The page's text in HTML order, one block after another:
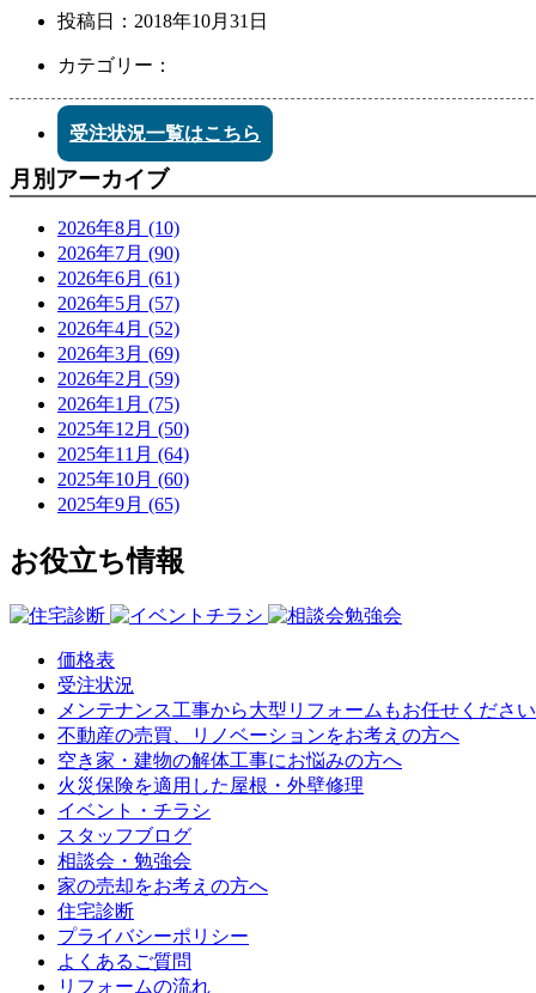
投稿日： 2018年10月31日
カテゴリー：
受注状況一覧はこちら
月別アーカイブ
2026年8月 (10)
2026年7月 (90)
2026年6月 (61)
2026年5月 (57)
2026年4月 (52)
2026年3月 (69)
2026年2月 (59)
2026年1月 (75)
2025年12月 (50)
2025年11月 (64)
2025年10月 (60)
2025年9月 (65)
お役立ち情報
価格表
受注状況
メンテナンス工事から大型リフォームもお任せください
不動産の売買、リノベーションをお考えの方へ
空き家・建物の解体工事にお悩みの方へ
火災保険を適用した屋根・外壁修理
イベント・チラシ
スタッフブログ
相談会・勉強会
家の売却をお考えの方へ
住宅診断
プライバシーポリシー
よくあるご質問
リフォームの流れ